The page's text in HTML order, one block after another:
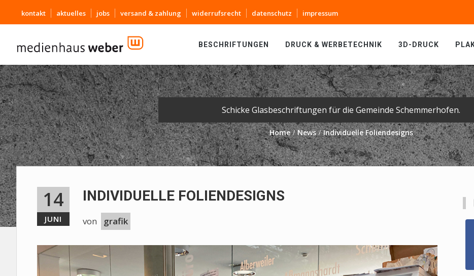
kontakt aktuelles jobs versand & zahlung widerrufsrecht datenschutz impressum
BESCHRIFTUNGEN DRUCK & WERBETECHNIK 3D-DRUCK
Schicke Glasbeschriftungen für die Gemeinde Schemmerhofen.
Home News Individuelle Foliendesigns
14
JUNI
INDIVIDUELLE FOLIENDESIGNS
von grafik